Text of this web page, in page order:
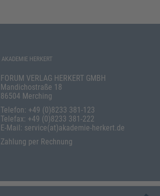
AKADEMIE HERKERT
FORUM VERLAG HERKERT GMBH
Mandichostraße 18
86504 Merching
Telefon: +49 (0)8233 381-123
Telefax: +49 (0)8233 381-222
E-Mail: service(at)akademie-herkert.de
Zahlung per Rechnung